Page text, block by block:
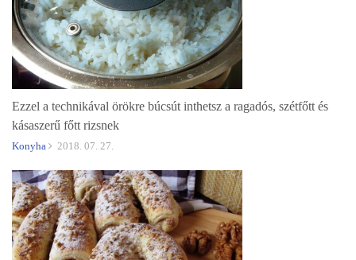
Ezzel a technikával örökre búcsút inthetsz a ragadós, szétfőtt és
kásaszerű főtt rizsnek
Konyha 2018. 07. 27.